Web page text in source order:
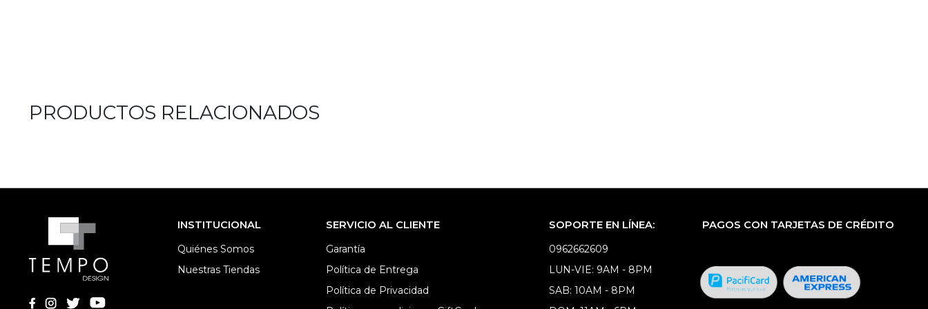
PRODUCTOS RELACIONADOS
INSTITUCIONAL
Quiénes Somos
Nuestras Tiendas
SERVICIO AL CLIENTE
Garantía
Política de Entrega
Política de Privacidad
SOPORTE EN LÍNEA:
0962662609
LUN-VIE: 9AM - 8PM
SAB: 10AM - 8PM
PAGOS CON TARJETAS DE CRÉDITO